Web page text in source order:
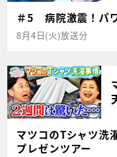
＃5 病院激震！パ
8月4日(火)放送分
マツコのTシャツ洗
プレゼンツアー